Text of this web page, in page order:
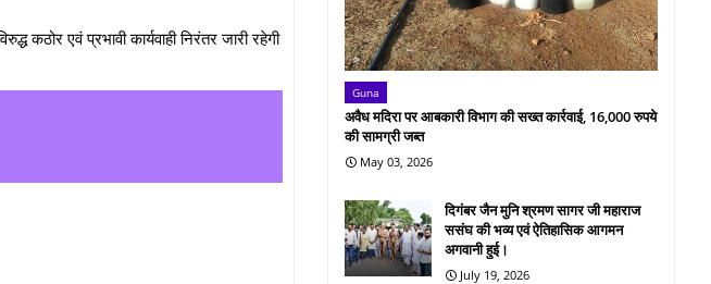
एवं प्रभावी कार्यवाही निरंतर जारी रहेगी
Guna
अवैध मदिरा पर आबकारी विभाग की सख्त कार्रवाई, 16,000 रुपये
की सामग्री जब्त
May 03, 2026
दिगंबर जैन मुनि श्रमण सागर जी महाराज
ससंघ की भव्य एवं ऐतिहासिक आगमन
अगवानी हुई।
July 19, 2026